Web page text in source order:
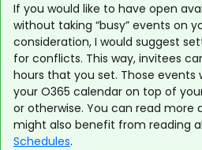
If you would like to have open
without taking “busy” events on
consideration, I would suggest
for conflicts. This way, invitees
hours that you set. Those events
your O365 calendar on top of
or otherwise. You can read more
might also benefit from reading
Schedules.